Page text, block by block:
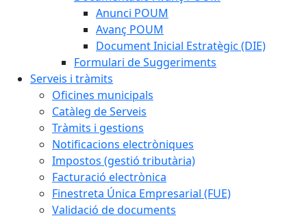
Anunci POUM
Avanç POUM
Document Inicial Estratègic (DIE)
Formulari de Suggeriments
Serveis i tràmits
Oficines municipals
Catàleg de Serveis
Tràmits i gestions
Notificacions electròniques
Impostos (gestió tributària)
Facturació electrònica
Finestreta Única Empresarial (FUE)
Validació de documents